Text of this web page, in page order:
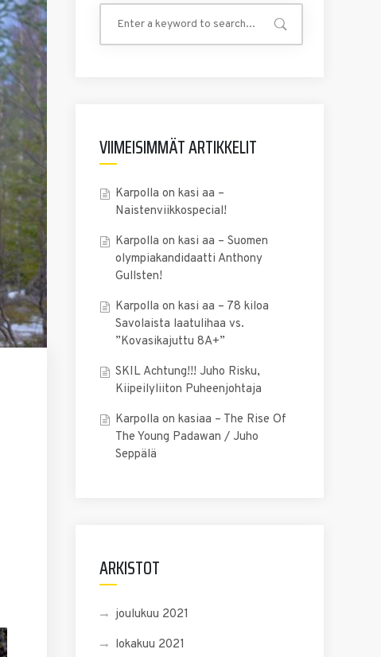
VIIMEISIMMÄT ARTIKKELIT
Karpolla on kasi aa –
Naistenviikkospecial!
Karpolla on kasi aa – Suomen
olympiakandidaatti Anthony
Gullsten!
Karpolla on kasi aa – 78 kiloa
Savolaista laatulihaa vs.
”Kovasikajuttu 8A+”
SKIL Achtung!!! Juho Risku,
Kiipeilyliiton Puheenjohtaja
Karpolla on kasiaa – The Rise Of
The Young Padawan / Juho
Seppälä
ARKISTOT
joulukuu 2021
lokakuu 2021